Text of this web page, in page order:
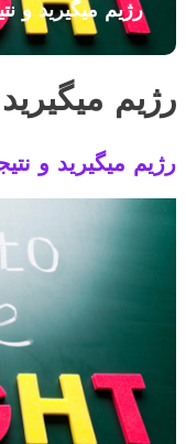
رژیم میگیرید و
رژیم
رژیم میگیرید و